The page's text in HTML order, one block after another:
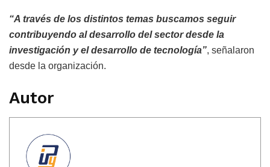
“A través de los distintos temas buscamos seguir
contribuyendo al desarrollo del sector desde la
investigación y el desarrollo de tecnología”, señalaron
desde la organización.
Autor